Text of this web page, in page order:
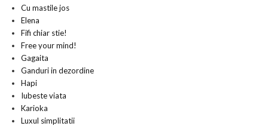
Cu mastile jos
Elena
Fifi chiar stie!
Free your mind!
Gagaita
Ganduri in dezordine
Hapi
Iubeste viata
Karioka
Luxul simplitatii